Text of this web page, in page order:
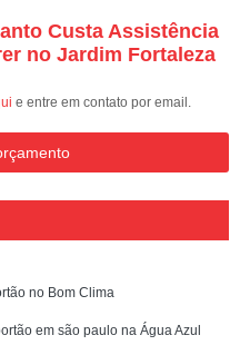
Custa Assistência
no Jardim Fortaleza
e entre em contato por email.
no Bom Clima
em são paulo na Água Azul